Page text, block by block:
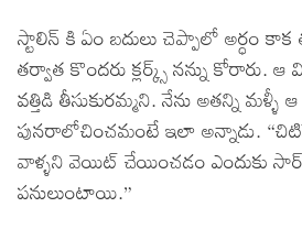
స్టాలిన్ కి ఏం బదులు చెప్పాలో అర్ధం కాక
తర్వాత కొందరు క్లర్క్స్ నన్ను
వత్తిడి తీసుకురమ్మని. నేను అతన్ని
పునరాలోచించమంటే ఇలా అన్నాడు.
వాళ్ళని వెయిట్ చేయించడం ఎందుకు
పనులుంటాయి.”